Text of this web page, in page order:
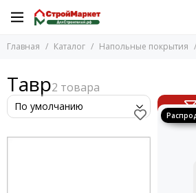
Напольные покрытия
Плинтуса
Профили
Раскладка под плитку
Двутавры
Главная Каталог Напольные покрытия
Тавр